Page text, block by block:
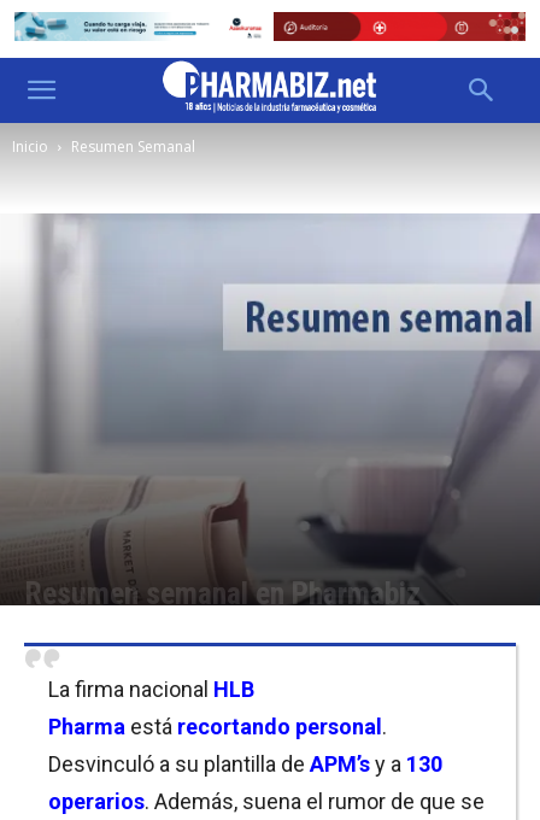
Inicio Resumen Semanal
Resumen semanal en Pharmabiz
La firma nacional HLB
Pharma está recortando personal .
Desvinculó a su plantilla de APM’sy a 130
operarios. Además, suena el rumor de que se